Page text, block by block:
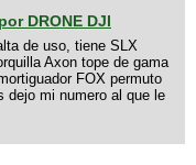
DRONE DJI
de uso, tiene SLX
Axon tope de gama
FOX permuto
dejo mi numero al que le